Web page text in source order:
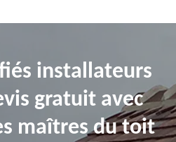
installateurs
gratuit avec
maîtres du toit